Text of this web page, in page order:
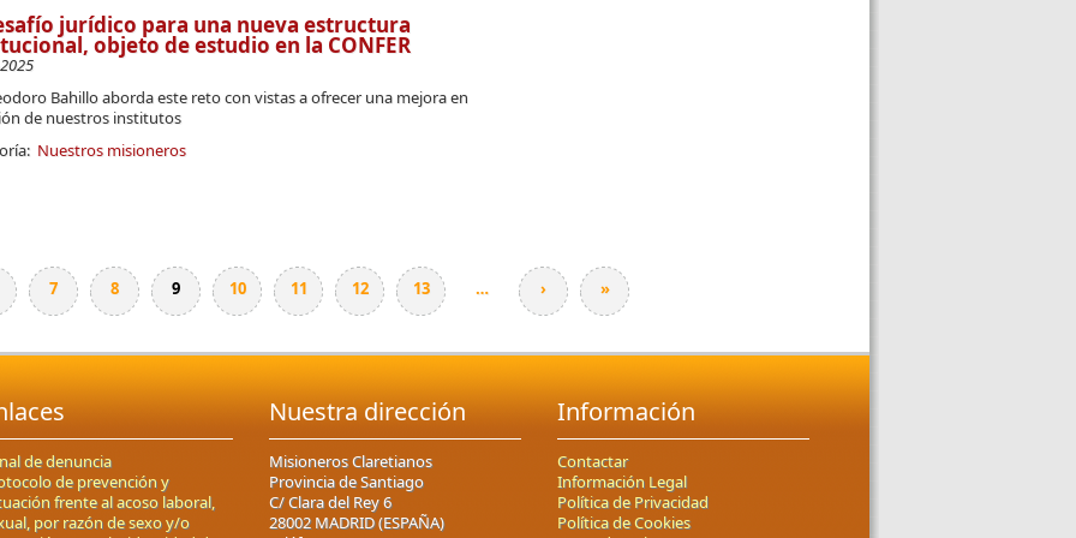
jurídico para una nueva estructura
objeto de estudio en la CONFER
Bahillo aborda este reto con vistas a ofrecer una mejora en
de nuestros institutos
Nuestros misioneros
7 8 9 10 11 12 13 … › »
de denuncia
de prevención y
frente al acoso laboral,
por razón de sexo y/o
Nuestra dirección
Misioneros Claretianos
Provincia de Santiago
C/ Clara del Rey 6
28002 MADRID (ESPAÑA)
Información
Contactar
Información Legal
Política de Privacidad
Política de Cookies